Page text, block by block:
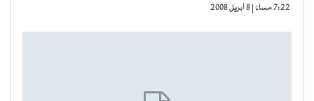
7:22 مساءً | 8 أبريل 2008